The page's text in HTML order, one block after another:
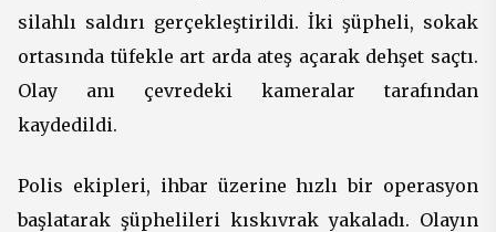
silahlı saldırı gerçekleştirildi. İki şüpheli, sokak
ortasında tüfekle art arda ateş açarak dehşet saçtı.
Olay anı çevredeki kameralar tarafından
kaydedildi.
Polis ekipleri, ihbar üzerine hızlı bir operasyon
başlatarak şüphelileri kıskıvrak yakaladı. Olayın